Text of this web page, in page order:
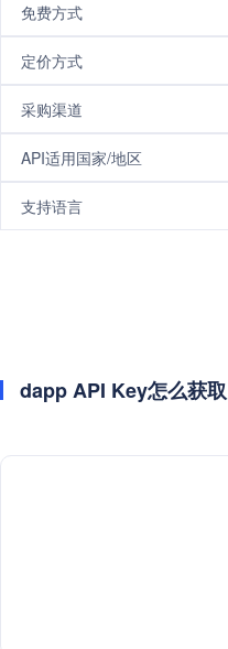
免费方式
定价方式
采购渠道
API适用国家/地区
支持语言
dapp API Key怎么获取